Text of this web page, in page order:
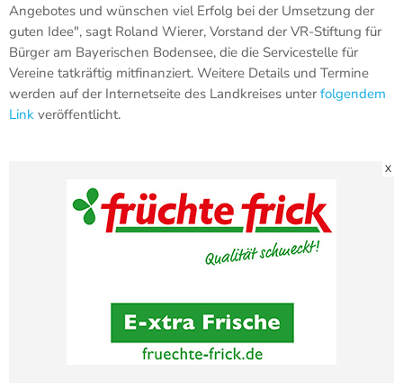
Angebotes und wünschen viel Erfolg bei der Umsetzung der
guten Idee", sagt Roland Wierer, Vorstand der VR-Stiftung für
Bürger am Bayerischen Bodensee, die die Servicestelle für
Vereine tatkräftig mitfinanziert. Weitere Details und Termine
werden auf der Internetseite des Landkreises unter folgendem
Link veröffentlicht.
X